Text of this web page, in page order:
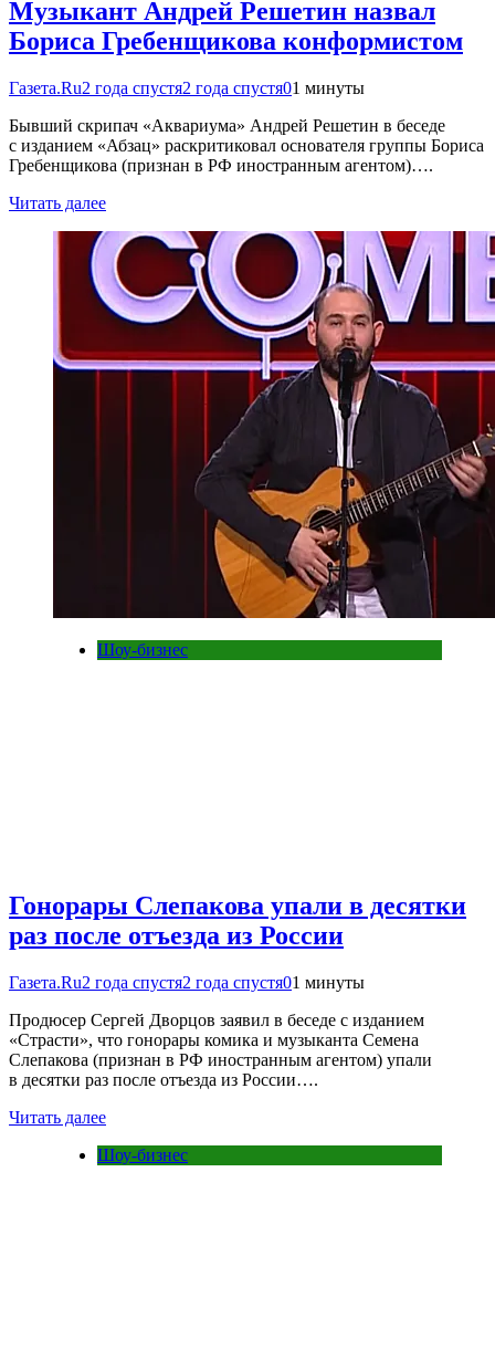
Музыкант Андрей Решетин назвал
Бориса Гребенщикова конформистом
Газета.Ru2 года спустя2 года спустя01 минуты
Бывший скрипач «Аквариума» Андрей Решетин в беседе
с изданием «Абзац» раскритиковал основателя группы Бориса
Гребенщикова (признан в РФ иностранным агентом)….
Читать далее
Шоу-бизнес
Гонорары Слепакова упали в десятки
раз после отъезда из России
Газета.Ru2 года спустя2 года спустя01 минуты
Продюсер Сергей Дворцов заявил в беседе с изданием
«Страсти», что гонорары комика и музыканта Семена
Слепакова (признан в РФ иностранным агентом) упали
в десятки раз после отъезда из России….
Читать далее
Шоу-бизнес